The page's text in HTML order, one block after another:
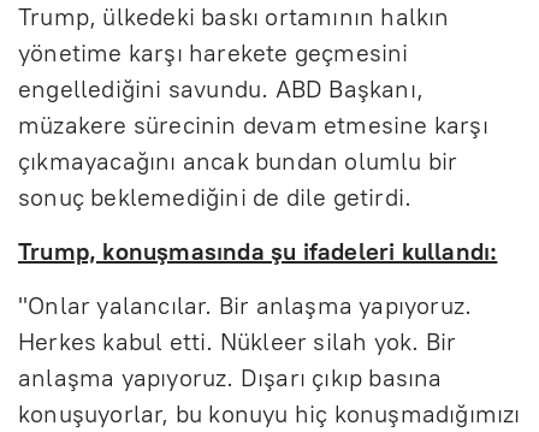
Trump, ülkedeki baskı ortamının halkın
yönetime karşı harekete geçmesini
engellediğini savundu. ABD Başkanı,
müzakere sürecinin devam etmesine karşı
çıkmayacağını ancak bundan olumlu bir
sonuç beklemediğini de dile getirdi.
Trump, konuşmasında şu ifadeleri kullandı:
"Onlar yalancılar. Bir anlaşma yapıyoruz.
Herkes kabul etti. Nükleer silah yok. Bir
anlaşma yapıyoruz. Dışarı çıkıp basına
konuşuyorlar, bu konuyu hiç konuşmadığımızı